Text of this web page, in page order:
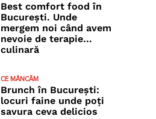
Best comfort food în
București. Unde
mergem noi când avem
nevoie de terapie…
culinară
CE MÂNCĂM
Brunch în București:
locuri faine unde poţi
savura ceva delicios